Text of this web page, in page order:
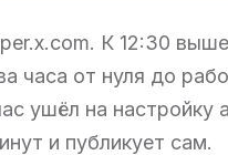
К 12:30
часа от нуля до
ушёл на настройку
и публикует сам.